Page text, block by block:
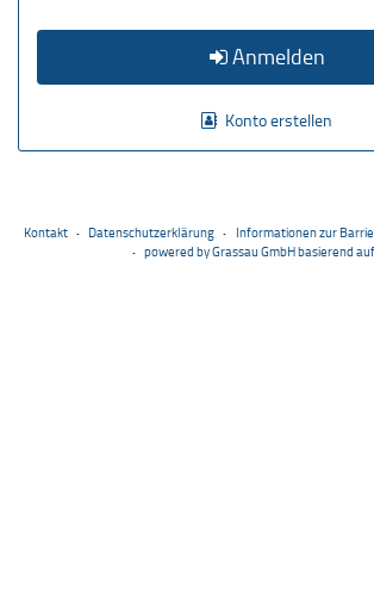
Anmelden
Konto erstellen
Kontakt Datenschutzerklärung Informationen zur
powered by Grassau GmbHbasierend